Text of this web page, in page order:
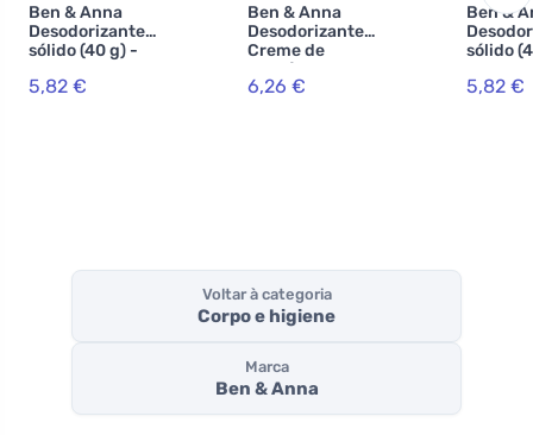
Ben & Anna
Desodorizante
sólido (40 g) -
5,82 €
Ben & Anna
Desodorizante
Creme de
Orquídea de
Baunilha (45 g)
6,26 €
Ben &
sólido
5,82 €
Voltar à categoria
Corpo e higiene
Marca
Ben & Anna